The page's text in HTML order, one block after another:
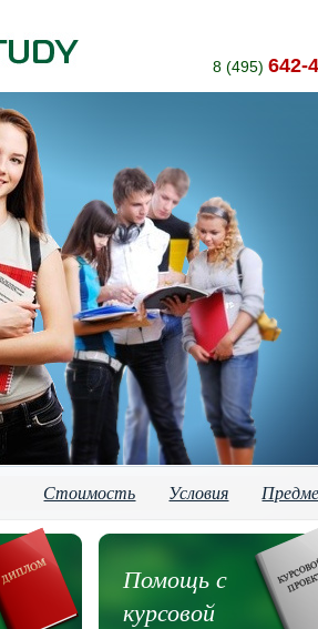
8 (495) 642-
Стоимость Условия
Помощь с
курсовой